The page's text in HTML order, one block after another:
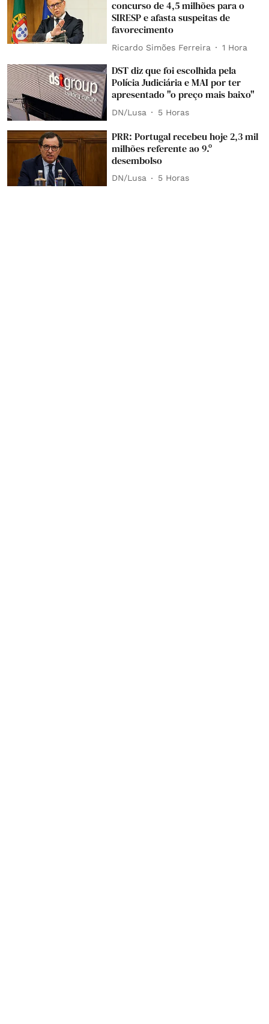
concurso de 4,5 milhões para o
SIRESP e afasta suspeitas de
favorecimento
Ricardo Simões Ferreira 1 Hora
DST diz que foi escolhida pela
Polícia Judiciária e MAI por ter
apresentado "o preço mais baixo"
DN/Lusa 5 Horas
PRR: Portugal recebeu hoje 2,3 mil
milhões referente ao 9.º
desembolso
DN/Lusa 5 Horas